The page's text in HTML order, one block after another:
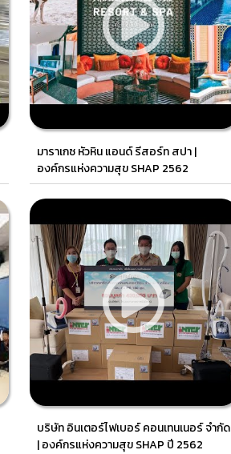
มาราเกซ หัวหิน แอนด์ รีสอร์ท สปา |
องค์กรแห่งความสุข SHAP 2562
บริษัท อินเตอร์ไฟเบอร์ คอนเทนเนอร์ จำกัด
| องค์กรแห่งความสุข SHAP ปี 2562